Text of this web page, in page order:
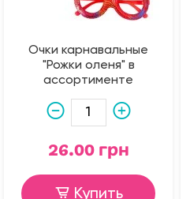
Очки карнавальные
"Рожки оленя" в
ассортименте
26.00 грн
Купить